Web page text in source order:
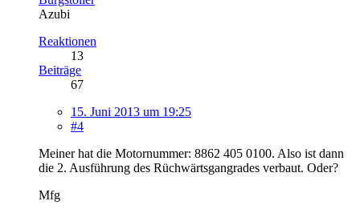
Azubi
Reaktionen
13
Beiträge
67
15. Juni 2013 um 19:25
#4
Meiner hat die Motornummer: 8862 405 0100. Also ist dann
die 2. Ausführung des Rüchwärtsgangrades verbaut. Oder?
Mfg